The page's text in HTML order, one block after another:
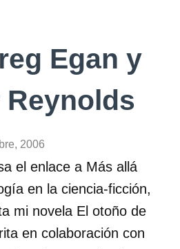
Egan y
2006
el enlace a Más allá
en la ciencia-ficción,
mi novela El otoño de
en colaboración con